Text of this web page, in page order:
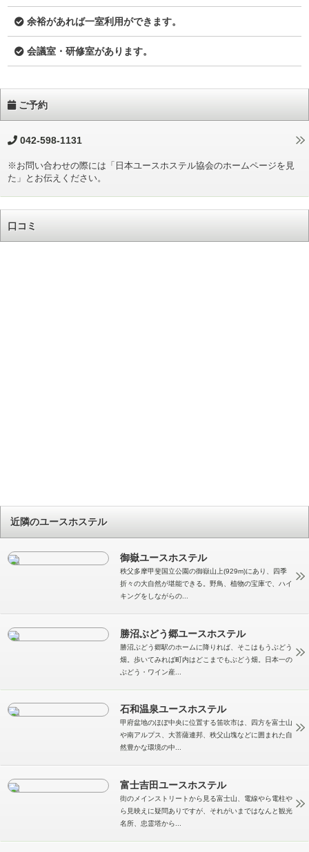
余裕があれば一室利用ができます。
会議室・研修室があります。
ご予約
042-598-1131
※お問い合わせの際には「日本ユースホステル協会のホームページを見
た」とお伝えください。
口コミ
近隣のユースホステル
御嶽ユースホステル
秩父多摩甲斐国立公園の御嶽山上(929m)にあり、四季
折々の大自然が堪能できる。野鳥、植物の宝庫で、ハイ
キングをしながらの...
勝沼ぶどう郷ユースホステル
勝沼ぶどう郷駅のホームに降りれば、そこはもうぶどう
畑。歩いてみれば町内はどこまでもぶどう畑。日本一の
ぶどう・ワイン産...
石和温泉ユースホステル
甲府盆地のほぼ中央に位置する笛吹市は、四方を富士山
や南アルプス、大菩薩連邦、秩父山塊などに囲まれた自
然豊かな環境の中...
富士吉田ユースホステル
街のメインストリートから見る富士山、電線やら電柱や
ら見映えに疑問ありですが、それがいまではなんと観光
名所、忠霊塔から...